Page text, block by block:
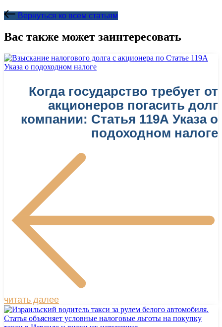
Вернуться ко всем статьям
Вас также может заинтересовать
Когда государство требует от
акционеров погасить долг
компании: Статья 119А Указа о
подоходном налоге
читать далее